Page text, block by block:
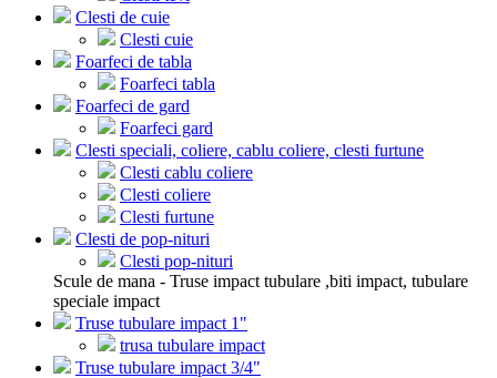
Clesti de cuie
Clesti cuie
Foarfeci de tabla
Foarfeci tabla
Foarfeci de gard
Foarfeci gard
Clesti speciali, coliere, cablu coliere, clesti furtune
Clesti cablu coliere
Clesti coliere
Clesti furtune
Clesti de pop-nituri
Clesti pop-nituri
Scule de mana - Truse impact tubulare ,biti impact, tubulare
speciale impact
Truse tubulare impact 1"
trusa tubulare impact
Truse tubulare impact 3/4"